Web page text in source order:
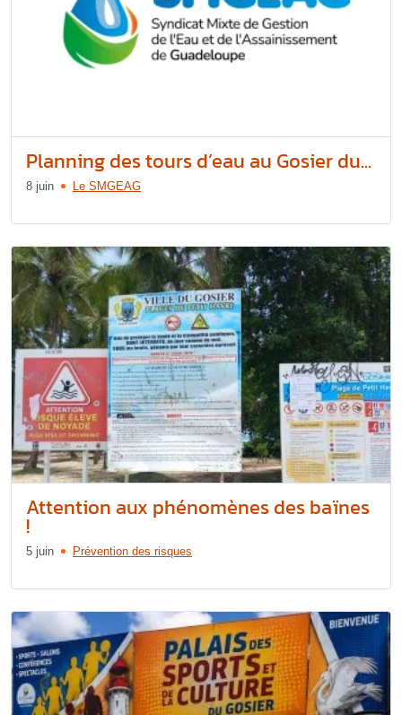
Planning des tours d’eau au Gosier du...
8 juin Le SMGEAG
Attention aux phénomènes des baïnes
!
5 juin Prévention des risques